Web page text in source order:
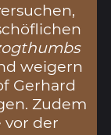
weigern
Gerhard
Zudem
vor der